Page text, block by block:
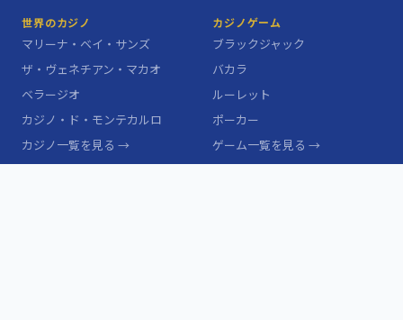
世界のカジノ
マリーナ・ベイ・サンズ
ザ・ヴェネチアン・マカオ
ベラージオ
カジノ・ド・モンテカルロ
カジノ一覧を見る →
カジノゲーム
ブラックジャック
バカラ
ルーレット
ポーカー
ゲーム一覧を見る →